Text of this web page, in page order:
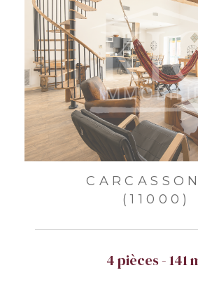
(11000)
4 pièces - 141